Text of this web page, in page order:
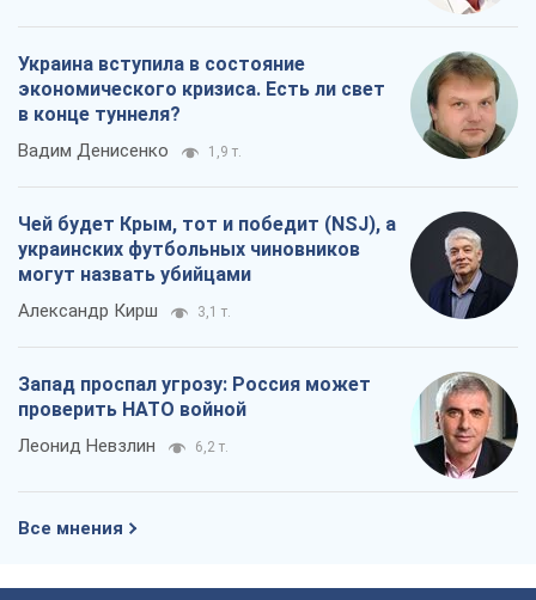
Украина вступила в состояние
экономического кризиса. Есть ли свет
в конце туннеля?
Вадим Денисенко 1,9 т.
Чей будет Крым, тот и победит (NSJ), а
украинских футбольных чиновников
могут назвать убийцами
Александр Кирш 3,1 т.
Запад проспал угрозу: Россия может
проверить НАТО войной
Леонид Невзлин 6,2 т.
Все мнения